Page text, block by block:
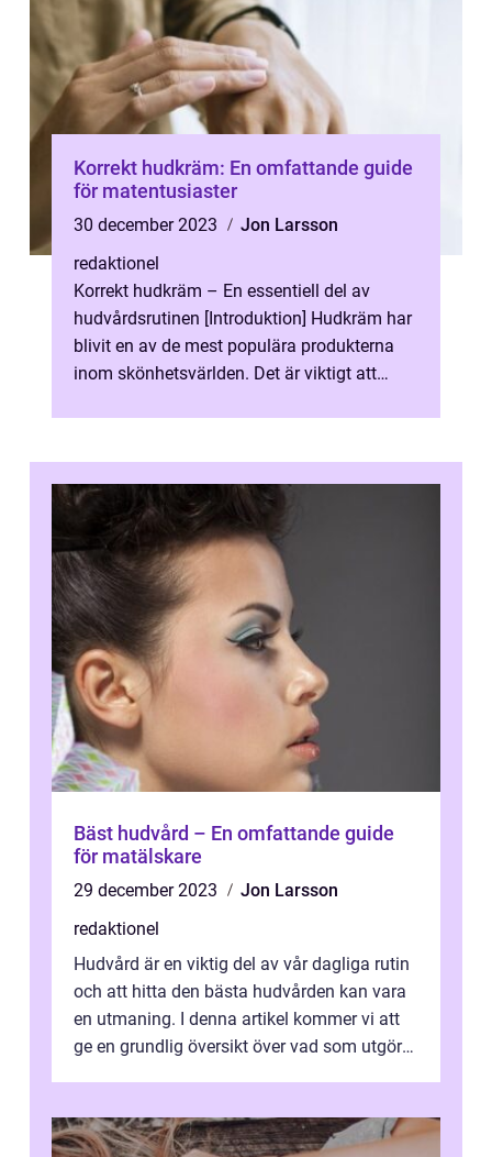
Korrekt hudkräm: En omfattande guide
för matentusiaster
30 december 2023
Jon Larsson
redaktionel
Korrekt hudkräm – En essentiell del av
hudvårdsrutinen [Introduktion] Hudkräm har
blivit en av de mest populära produkterna
inom skönhetsvärlden. Det är viktigt att
Bäst hudvård – En omfattande guide
för matälskare
29 december 2023
Jon Larsson
redaktionel
Hudvård är en viktig del av vår dagliga rutin
och att hitta den bästa hudvården kan vara
en utmaning. I denna artikel kommer vi att
ge en grundlig översikt över vad som utgör